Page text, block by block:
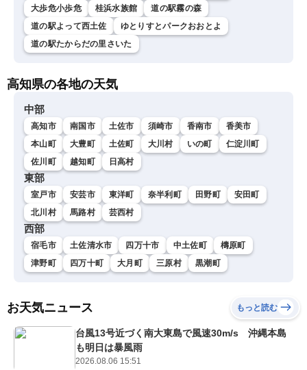
大歩危小歩危
桂浜水族館
道の駅霧の森
道の駅よって西土佐
ゆとりすとパークおおとよ
道の駅たからだの里さいた
高知県の各地の天気
中部
高知市 南国市 土佐市 須崎市 香南市
香美市
本山町
大豊町 土佐町 大川村 いの町
仁淀川町
佐川町
越知町 日高村
東部
室戸市 安芸市 東洋町 奈半利町 田野町
安田町
北川村
馬路村 芸西村
西部
宿毛市 土佐清水市 四万十市 中土佐町
檮原町
津野町
四万十町 大月町 三原村 黒潮町
お天気ニュース もっと読む
台風13号近づく南大東島で風速30m/s 沖縄本島
も明日は暴風雨
2026.08.06 15:51